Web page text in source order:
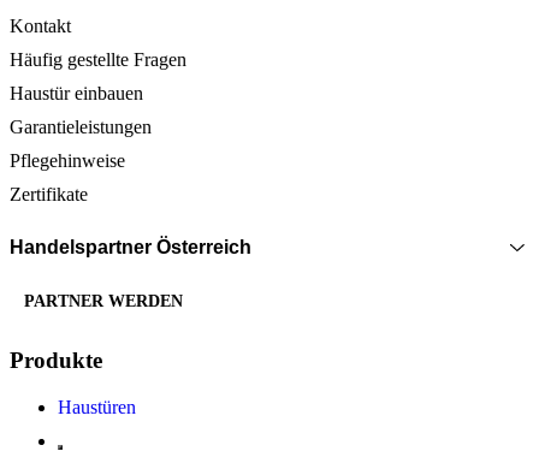
Kontakt
Häufig gestellte Fragen
Haustür einbauen
Garantieleistungen
Pflegehinweise
Zertifikate
Handelspartner Österreich
PARTNER WERDEN
Produkte
Haustüren